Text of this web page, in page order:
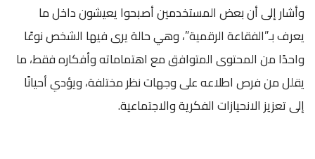
وأشار إلى أن بعض المستخدمين أصبحوا يعيشون داخل ما
يعرف بـ”الفقاعة الرقمية”، وهي حالة يرى فيها الشخص نوعًا
واحدًا من المحتوى المتوافق مع اهتماماته وأفكاره فقط، ما
يقلل من فرص اطلاعه على وجهات نظر مختلفة، ويؤدي أحيانًا
إلى تعزيز الانحيازات الفكرية والاجتماعية.